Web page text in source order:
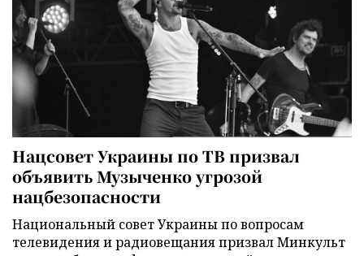
Нацсовет Украины по ТВ призвал
объявить Музыченко угрозой
нацбезопасности
Национальный совет Украины по вопросам
телевидения и радиовещания призвал Минкульт